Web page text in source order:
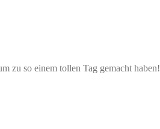
zu so einem tollen Tag gemacht haben!